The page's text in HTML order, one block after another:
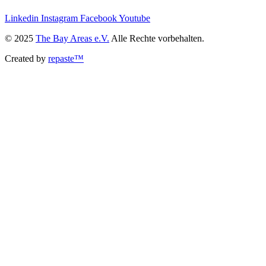
Linkedin Instagram FacebookYoutube
© 2025 The Bay Areas e.V. Alle Rechte vorbehalten.
Created by repaste™